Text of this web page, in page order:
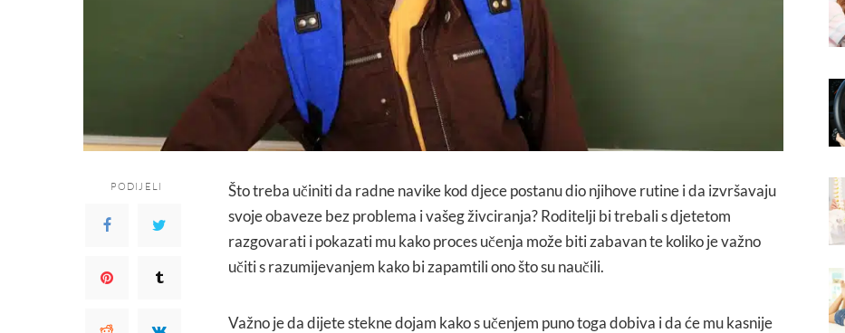
PODIJELI
Što treba učiniti da radne navike kod djece postanu dio njihove rutine i da izvršavaju
svoje obaveze bez problema i vašeg živciranja? Roditelji bi trebali s djetetom
razgovarati i pokazati mu kako proces učenja može biti zabavan te koliko je važno
učiti s razumijevanjem kako bi zapamtili ono što su naučili.
Važno je da dijete stekne dojam kako s učenjem puno toga dobiva i da će mu kasnije